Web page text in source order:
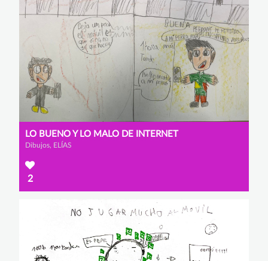
LO BUENO Y LO MALO DE INTERNET
Dibujos, ELÍAS
2